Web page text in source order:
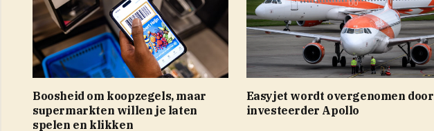
Boosheid om koopzegels, maar
supermarkten willen je laten
spelen en klikken
Easyjet wordt overgenomen door
investeerder Apollo